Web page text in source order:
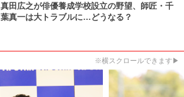
真田広之が俳優養成学校設立の野望、師匠・千
葉真一は大トラブルに…どうなる？
※横スクロールできます▶